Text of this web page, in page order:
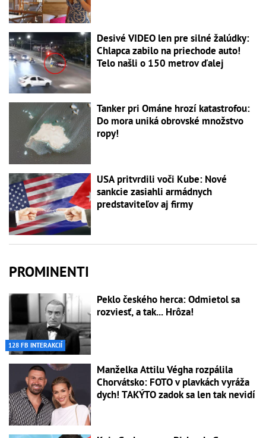
Desivé VIDEO len pre silné žalúdky:
Chlapca zabilo na priechode auto!
Telo našli o 150 metrov ďalej
Tanker pri Ománe hrozí katastrofou:
Do mora uniká obrovské množstvo
ropy!
USA pritvrdili voči Kube: Nové
sankcie zasiahli armádnych
predstaviteľov aj firmy
PROMINENTI
128 FB INTERAKCIÍ
Peklo českého herca: Odmietol sa
rozviesť, a tak... Hrôza!
Manželka Attilu Végha rozpálila
Chorvátsko: FOTO v plavkách vyráža
dych! TAKÝTO zadok sa len tak nevidí